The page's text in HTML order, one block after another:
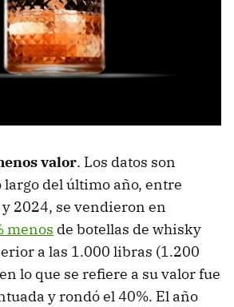
valor. Los datos son
largo del último año, entre
2024, se vendieron en
menos de botellas de whisky
a las 1.000 libras (1.200
lo que se refiere a su valor fue
y rondó el 40%. El año